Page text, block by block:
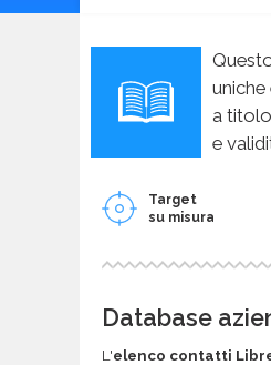
a
e
Target
su misura
Database
L'elenco contatti